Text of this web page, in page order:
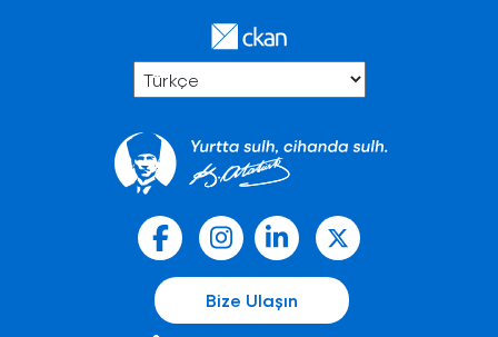
Bize Ulaşın